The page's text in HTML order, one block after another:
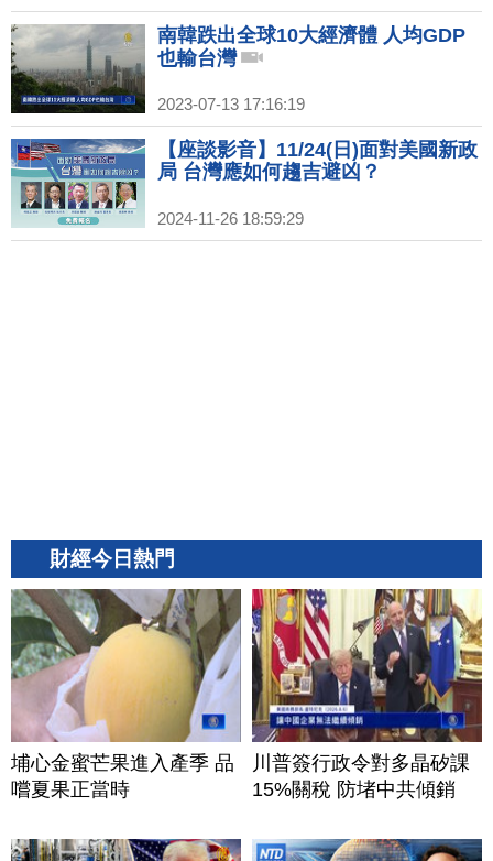
南韓跌出全球10大經濟體 人均GDP
也輸台灣
2023-07-13 17:16:19
【座談影音】11/24(日)面對美國新政
局 台灣應如何趨吉避凶？
2024-11-26 18:59:29
財經今日熱門
埔心金蜜芒果進入產季 品
嚐夏果正當時
川普簽行政令對多晶矽課
15%關稅 防堵中共傾銷